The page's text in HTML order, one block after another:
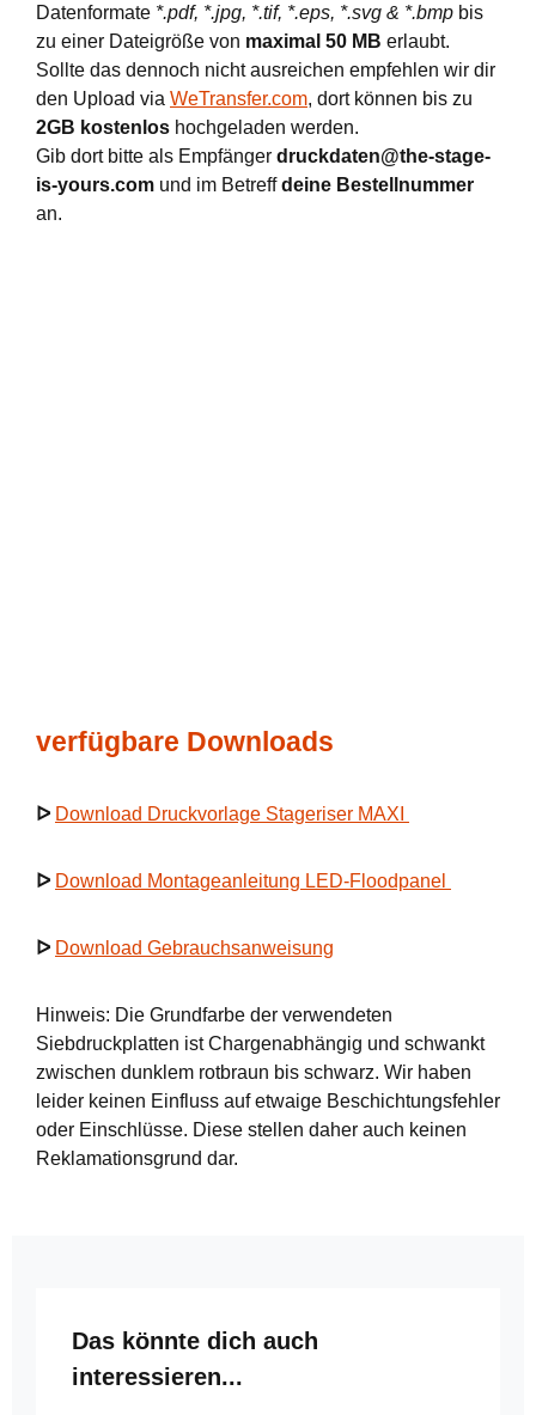
Datenformate *.pdf, *.jpg, *.tif, *.eps, *.svg & *.bmp bis
zu einer Dateigröße von maximal 50 MB erlaubt.
Sollte das dennoch nicht ausreichen empfehlen wir dir
den Upload via WeTransfer.com, dort können bis zu
2GB kostenlos hochgeladen werden.
Gib dort bitte als Empfänger druckdaten@the-stage-
is-yours.com und im Betreffdeine Bestellnummer
an.
verfügbare Downloads
ᐅ Download Druckvorlage Stageriser MAXI
ᐅ Download Montageanleitung LED-Floodpanel
ᐅ Download Gebrauchsanweisung
Hinweis: Die Grundfarbe der verwendeten
Siebdruckplatten ist Chargenabhängig und schwankt
zwischen dunklem rotbraun bis schwarz. Wir haben
leider keinen Einfluss auf etwaige Beschichtungsfehler
oder Einschlüsse. Diese stellen daher auch keinen
Reklamationsgrund dar.
Produktgalerie überspringen
Das könnte dich auch
interessieren...